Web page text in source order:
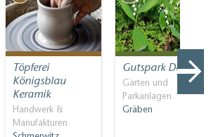
Töpferei
Königsblau
Keramik
Handwerk &
Manufakturen
Gutspark Dahlen
Gärten und
Parkanlagen
Gräben